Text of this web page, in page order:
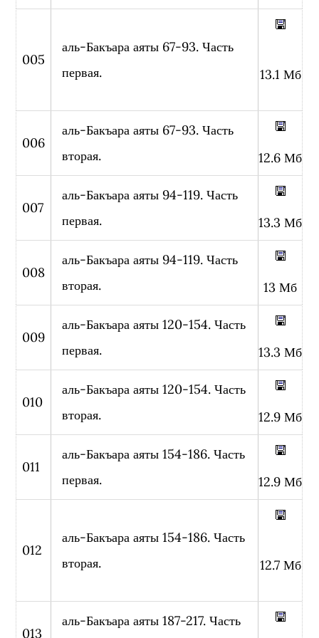
005
аль-Бакъара аяты 67-93. Часть
первая.
13.1 Мб
006
аль-Бакъара аяты 67-93. Часть
вторая.
12.6 Мб
007
аль-Бакъара аяты 94-119. Часть
первая.
13.3 Мб
008
аль-Бакъара аяты 94-119. Часть
вторая.
13 Мб
009
аль-Бакъара аяты 120-154. Часть
первая.
13.3 Мб
010
аль-Бакъара аяты 120-154. Часть
вторая.
12.9 Мб
011
аль-Бакъара аяты 154-186. Часть
первая.
12.9 Мб
012
аль-Бакъара аяты 154-186. Часть
вторая.
12.7 Мб
013
аль-Бакъара аяты 187-217. Часть